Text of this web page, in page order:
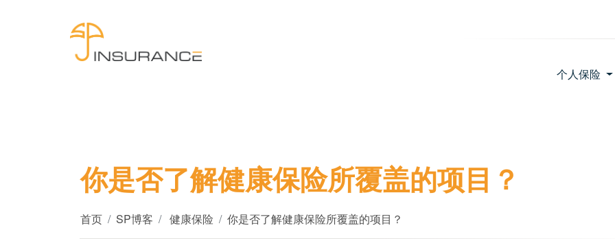
个人保险
你是否了解健康保险所覆盖的项目？
首页 SP博客 健康保险 你是否了解健康保险所覆盖的项目？